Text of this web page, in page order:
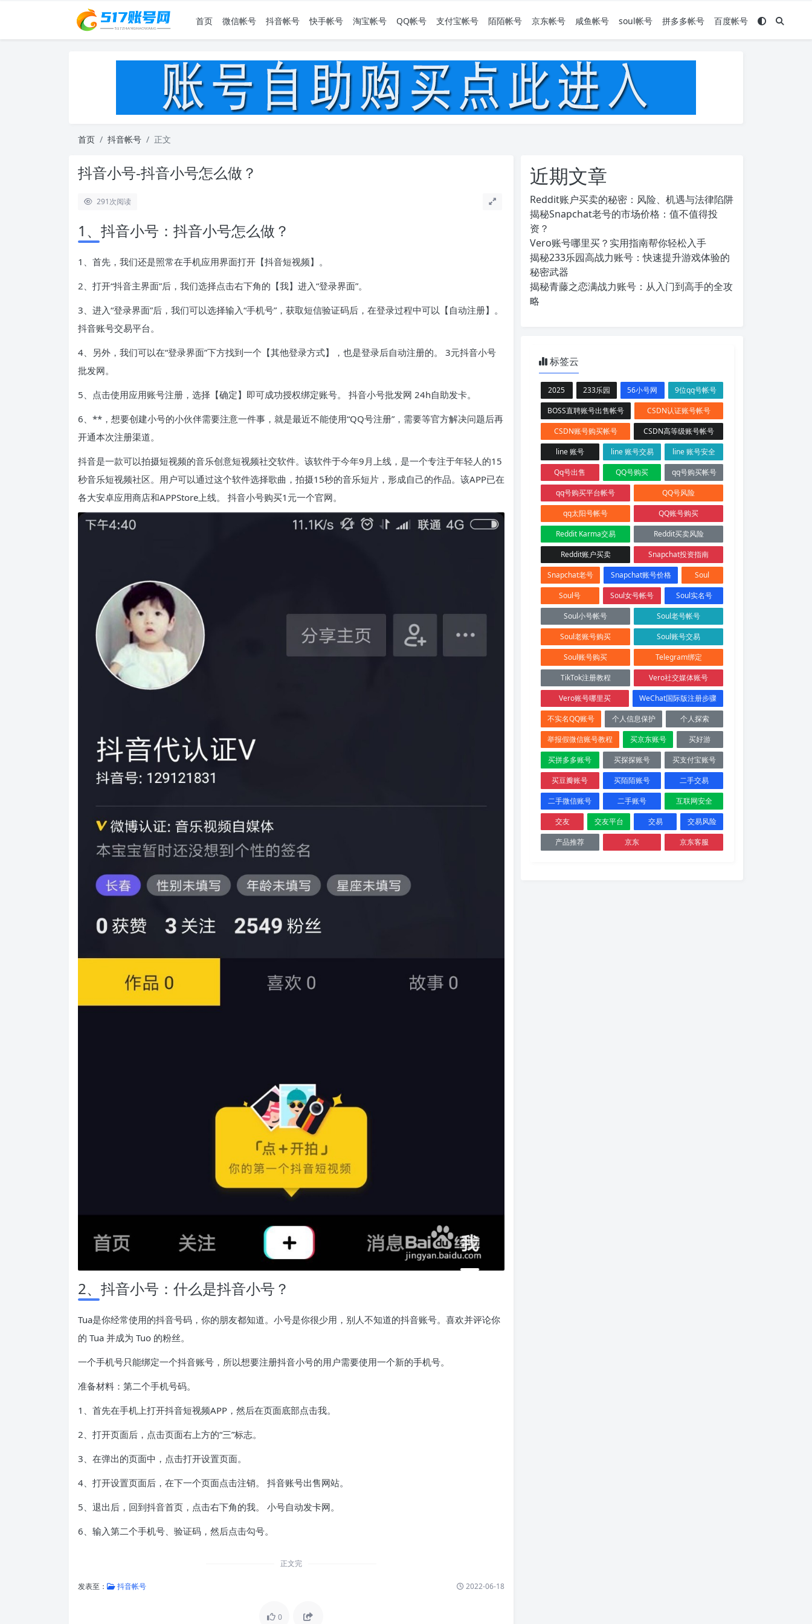
首页 微信帐号 抖音帐号 快手帐号 淘宝帐号 QQ帐号 支付宝帐号 陌陌帐号 京东帐号 咸鱼帐号 soul帐号 拼多多帐号 百度帐号
首页 抖音帐号 正文
抖音小号-抖音小号怎么做？
291次阅读
1、抖音小号：抖音小号怎么做？
1、首先，我们还是照常在手机应用界面打开【抖音短视频】。
2、打开“抖音主界面”后，我们选择点击右下角的【我】进入“登录界面”。
3、进入“登录界面”后，我们可以选择输入“手机号”，获取短信验证码后，在登录过程中可以【自动注册】。
抖音账号交易平台。
4、另外，我们可以在“登录界面”下方找到一个【其他登录方式】，也是登录后自动注册的。 3元抖音小号
批发网。
5、点击使用应用账号注册，选择【确定】即可成功授权绑定账号。 抖音小号批发网 24h自助发卡。
6、**，想要创建小号的小伙伴需要注意一件事，就是最近不能使用“QQ号注册”，需要等官方解决问题后再
开通本次注册渠道。
抖音是一款可以拍摄短视频的音乐创意短视频社交软件。该软件于今年9月上线，是一个专注于年轻人的15
秒音乐短视频社区。用户可以通过这个软件选择歌曲，拍摄15秒的音乐短片，形成自己的作品。该APP已在
各大安卓应用商店和APPStore上线。 抖音小号购买1元一个官网。
2、抖音小号：什么是抖音小号？
Tua是你经常使用的抖音号码，你的朋友都知道。小号是你很少用，别人不知道的抖音账号。喜欢并评论你
的 Tua 并成为 Tuo 的粉丝。
一个手机号只能绑定一个抖音账号，所以想要注册抖音小号的用户需要使用一个新的手机号。
准备材料：第二个手机号码。
1、首先在手机上打开抖音短视频APP，然后在页面底部点击我。
2、打开页面后，点击页面右上方的“三”标志。
3、在弹出的页面中，点击打开设置页面。
4、打开设置页面后，在下一个页面点击注销。 抖音账号出售网站。
5、退出后，回到抖音首页，点击右下角的我。 小号自动发卡网。
6、输入第二个手机号、验证码，然后点击勾号。
正文完
发表至： 抖音帐号 2022-06-18
0
近期文章
Reddit账户买卖的秘密：风险、机遇与法律陷阱
揭秘Snapchat老号的市场价格：值不值得投
资？
Vero账号哪里买？实用指南帮你轻松入手
揭秘233乐园高战力账号：快速提升游戏体验的
秘密武器
揭秘青藤之恋满战力账号：从入门到高手的全攻
略
标签云
2025 233乐园 56小号网
9位qq号帐号
BOSS直聘账号出售帐号
CSDN认证账号帐号
CSDN账号购买帐号
CSDN高等级账号帐号
line 账号
line 账号交易
line 账号安全
Qq号出售
QQ号购买
qq号购买帐号
qq号购买平台帐号
QQ号风险
qq太阳号帐号
QQ账号购买
Reddit Karma交易
Reddit买卖风险
Reddit账户买卖
Snapchat投资指南
Snapchat老号
Snapchat账号价格
Soul
Soul号
Soul女号帐号
Soul实名号
Soul小号帐号
Soul老号帐号
Soul老账号购买
Soul账号交易
Soul账号购买
Telegram绑定
TikTok注册教程
Vero社交媒体账号
Vero账号哪里买
WeChat国际版注册步骤
不实名QQ账号
个人信息保护
个人探索
举报假微信账号教程
买京东账号
买好游
买拼多多账号
买探探账号
买支付宝账号
买豆瓣账号
买陌陌账号
二手交易
二手微信账号
二手账号
互联网安全
交友
交友平台 交易
交易风险
产品推荐
京东 京东客服